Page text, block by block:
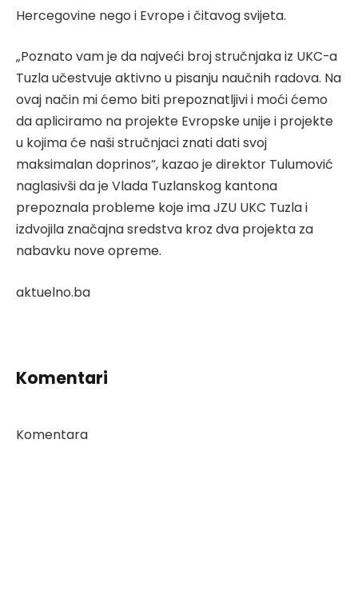
Hercegovine nego i Evrope i čitavog svijeta.
„Poznato vam je da najveći broj stručnjaka iz UKC-a
Tuzla učestvuje aktivno u pisanju naučnih radova. Na
ovaj način mi ćemo biti prepoznatljivi i moći ćemo
da apliciramo na projekte Evropske unije i projekte
u kojima će naši stručnjaci znati dati svoj
maksimalan doprinos“, kazao je direktor Tulumović
naglasivši da je Vlada Tuzlanskog kantona
prepoznala probleme koje ima JZU UKC Tuzla i
izdvojila značajna sredstva kroz dva projekta za
nabavku nove opreme.
aktuelno.ba
Komentari
Komentara